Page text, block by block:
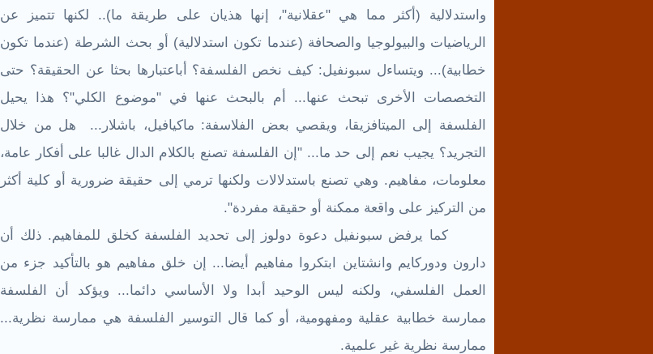
واستدلالية (أكثر مما هي "عقلانية"، إنها هذيان على طريقة ما).. لكنها تتميز عن
الرياضيات والبيولوجيا والصحافة (عندما تكون استدلالية) أو بحث الشرطة (عندما تكون
خطابية)... ويتساءل سبونفيل: كيف نخص الفلسفة؟ أباعتبارها بحثا عن الحقيقة؟ حتى
التخصصات الأخرى تبحث عنها... أم بالبحث عنها في "موضوع الكلي"؟ هذا يحيل
الفلسفة إلى الميتافزيقا، ويقصي بعض الفلاسفة: ماكيافيل، باشلار...
هل من خلال
التجريد؟ يجيب نعم إلى حد ما... "إن الفلسفة تصنع بالكلام الدال غالبا على أفكار عامة،
معلومات، مفاهيم. وهي تصنع باستدلالات ولكنها ترمي إلى حقيقة ضرورية أو كلية أكثر
من التركيز على واقعة ممكنة أو حقيقة مفردة".
كما يرفض سبونفيل دعوة دولوز إلى تحديد الفلسفة كخلق للمفاهيم. ذلك أن
دارون ودوركايم وانشتاين ابتكروا مفاهيم أيضا... إن خلق مفاهيم هو بالتأكيد جزء من
العمل الفلسفي، ولكنه ليس الوحيد أبدا ولا الأساسي دائما... ويؤكد أن الفلسفة
ممارسة خطابية عقلية ومفهومية، أو كما قال التوسير الفلسفة هي ممارسة نظرية...
ممارسة نظرية غير علمية.